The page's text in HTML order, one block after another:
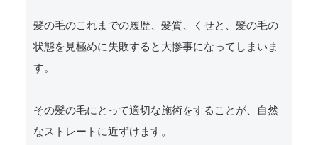
髪の毛のこれまでの履歴、髪質、くせと、髪の毛の
状態を見極めに失敗すると大惨事になってしまいま
す。
その髪の毛にとって適切な施術をすることが、自然
なストレートに近ずけます。